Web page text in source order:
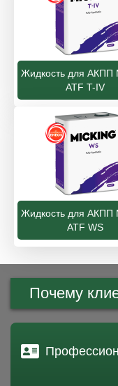
Жидкость для АКПП
ATF T-IV
Жидкость для АКПП
ATF WS
Почему